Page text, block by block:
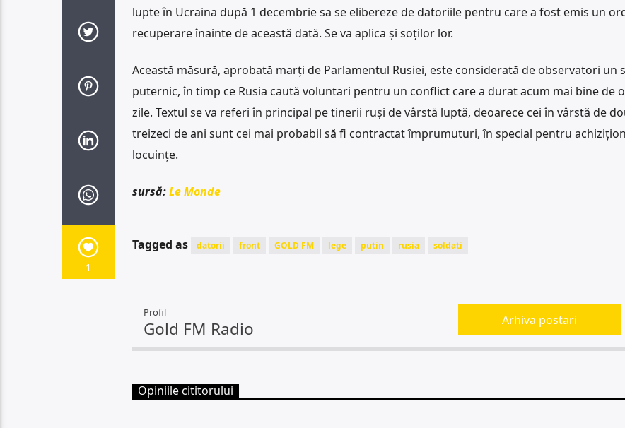
1
lupte în Ucraina după 1 decembrie sa se elibereze de datoriile pentru care a fost emis un
recuperare înainte de această dată. Se va aplica și soților lor.
Această măsură, aprobată marți de Parlamentul Rusiei, este considerată de observatori un
puternic, în timp ce Rusia caută voluntari pentru un conflict care a durat acum mai bine de
zile. Textul se va referi în principal pe tinerii ruși de vârstă luptă, deoarece cei în vârstă de
treizeci de ani sunt cei mai probabil să fi contractat împrumuturi, în special pentru
locuințe.
sursă:Le Monde
Tagged as datorii front GOLD FM lege putin rusia soldati
Profil
Gold FM Radio Arhiva postari
Opiniile cititorului